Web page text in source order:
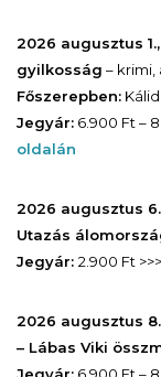
2026 augusztus
gyilkosság – krimi,
Főszerepben:
Jegyár: 6.900 Ft –
oldalán
2026 augusztus
Utazás
Jegyár: 2.900 Ft >>>
2026 augusztus
– Lábas Viki